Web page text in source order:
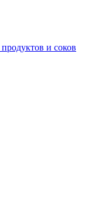
и соков